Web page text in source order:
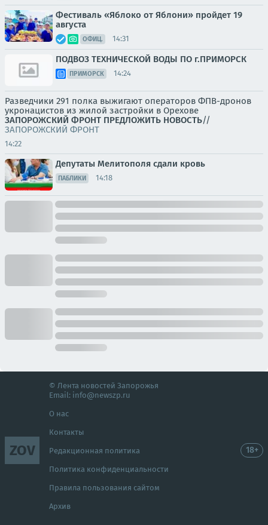
Фестиваль «Яблоко от Яблони» пройдет 19
августа
ОФИЦ. 14:31
ПОДВОЗ ТЕХНИЧЕСКОЙ ВОДЫ ПО г.ПРИМОРСК
ПРИМОРСК 14:24
Разведчики 291 полка выжигают операторов ФПВ-дронов
укронацистов из жилой застройки в Орехове
ЗАПОРОЖСКИЙ ФРОНТ ПРЕДЛОЖИТЬ НОВОСТЬ//
ЗАПОРОЖСКИЙ ФРОНТ
14:22
Депутаты Мелитополя сдали кровь
ПАБЛИКИ 14:18
ZOV
© Лента новостей Запорожья
Email: info@newszp.ru
О нас
Контакты
Редакционная политика
Политика конфиденциальности
Правила пользования сайтом
Архив
18+